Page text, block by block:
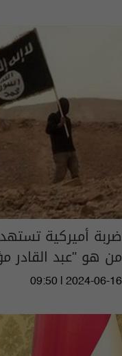
ضربة أميركية
من هو "عبد القادر
09:50 | 2024-06-16